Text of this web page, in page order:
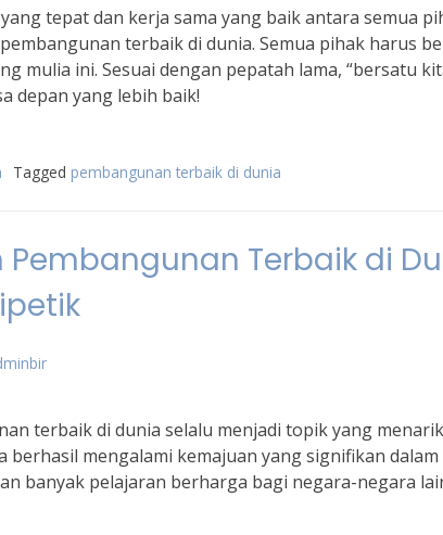
tepat dan kerja sama yang baik antara semua
terbaik di dunia. Semua pihak harus
mulia ini. Sesuai dengan pepatah lama, “bersatu
depan yang lebih baik!
Tagged pembangunan terbaik di dunia
Terbaik di
terbaik di dunia selalu menjadi topik yang
berhasil mengalami kemajuan yang signifikan
banyak pelajaran berharga bagi negara-negara